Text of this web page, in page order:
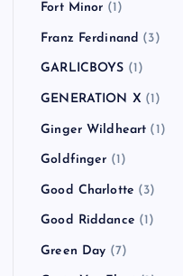
Fort Minor (1)
Franz Ferdinand (3)
GARLICBOYS (1)
GENERATION X (1)
Ginger Wildheart (1)
Goldfinger (1)
Good Charlotte (3)
Good Riddance (1)
Green Day (7)